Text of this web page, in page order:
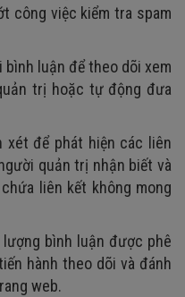
công việc kiểm tra spam
luận để theo dõi xem
trị hoặc tự động đưa
xét để phát hiện các liên
quản trị nhận biết và
liên kết không mong
bình luận được phê
hành theo dõi và đánh
web.